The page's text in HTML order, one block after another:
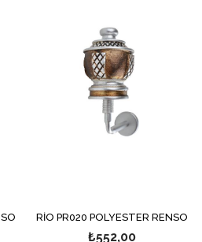
RİO PR020 POLYESTER RENSO
₺552,00